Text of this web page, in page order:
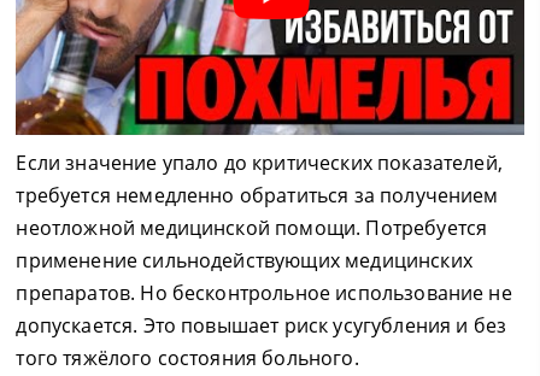
Если значение упало до критических показателей,
требуется немедленно обратиться за получением
неотложной медицинской помощи. Потребуется
применение сильнодействующих медицинских
препаратов. Но бесконтрольное использование не
допускается. Это повышает риск усугубления и без
того тяжёлого состояния больного.